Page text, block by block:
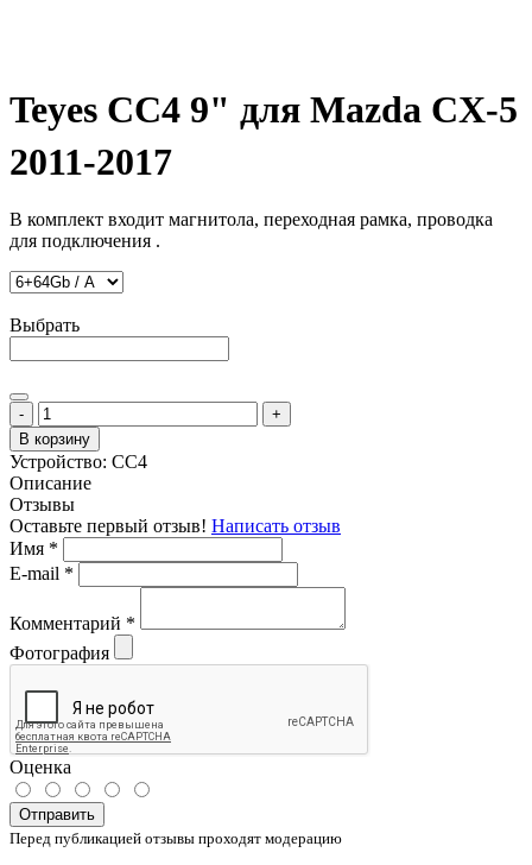
Teyes CC4 9" для Mazda CX-5
2011-2017
В комплект входит магнитола, переходная рамка, проводка
для подключения .
Выбрать
-
+
В корзину
Устройство: CC4
Описание
Отзывы
Оставьте первый отзыв! Написать отзыв
Имя *
E-mail *
Комментарий *
Фотография
Оценка
Отправить
Перед публикацией отзывы проходят модерацию